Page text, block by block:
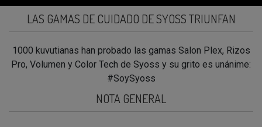
LAS GAMAS DE CUIDADO DE SYOSS TRIUNFAN
1000 kuvutianas han probado las gamas Salon Plex, Rizos
Pro, Volumen y Color Tech de Syoss y su grito es unánime:
#SoySyoss
NOTA GENERAL